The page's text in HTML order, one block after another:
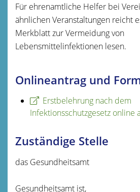
Für ehrenamtliche Helfer bei
ähnlichen Veranstaltungen reicht
Merkblatt zur Vermeidung von
Lebensmittelinfektionen lesen.
Onlineantrag und
Erstbelehrung nach dem
Infektionsschutzgesetz online
Zuständige Stelle
das Gesundheitsamt
Gesundheitsamt ist,